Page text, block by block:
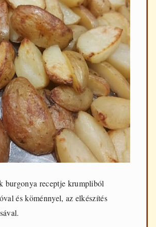
burgonya receptje krumpliból
és köménnyel, az elkészítés